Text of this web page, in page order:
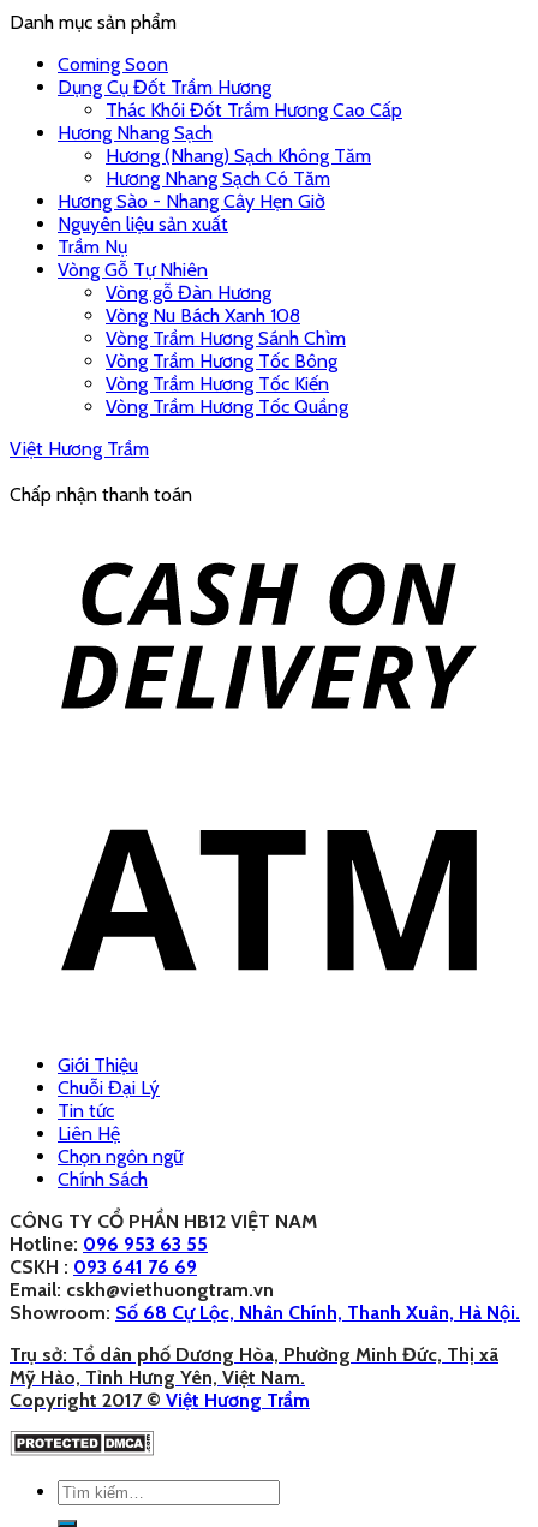
Danh mục sản phẩm
Coming Soon
Dụng Cụ Đốt Trầm Hương
Thác Khói Đốt Trầm Hương Cao Cấp
Hương Nhang Sạch
Hương (Nhang) Sạch Không Tăm
Hương Nhang Sạch Có Tăm
Hương Sào - Nhang Cây Hẹn Giờ
Nguyên liệu sản xuất
Trầm Nụ
Vòng Gỗ Tự Nhiên
Vòng gỗ Đàn Hương
Vòng Nu Bách Xanh 108
Vòng Trầm Hương Sánh Chìm
Vòng Trầm Hương Tốc Bông
Vòng Trầm Hương Tốc Kiến
Vòng Trầm Hương Tốc Quầng
Việt Hương Trầm
Chấp nhận thanh toán
Giới Thiệu
Chuỗi Đại Lý
Tin tức
Liên Hệ
Chọn ngôn ngữ
Chính Sách
CÔNG TY CỔ PHẦN HB12 VIỆT NAM
Hotline: 096 953 63 55
CSKH : 093 641 76 69
Email: cskh@viethuongtram.vn
Showroom: Số 68 Cự Lộc, Nhân Chính, Thanh Xuân, Hà Nội.
Trụ sở: Tổ dân phố Dương Hòa, Phường Minh Đức, Thị xã
Mỹ Hào, Tỉnh Hưng Yên, Việt Nam.
Copyright 2017 © Việt Hương Trầm